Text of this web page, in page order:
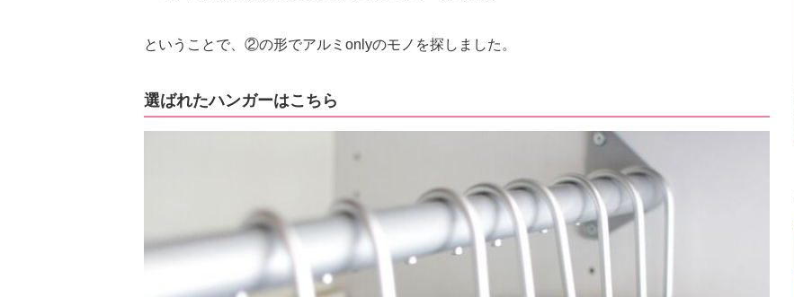
ということで、②の形でアルミonlyのモノを探しました。
選ばれたハンガーはこちら